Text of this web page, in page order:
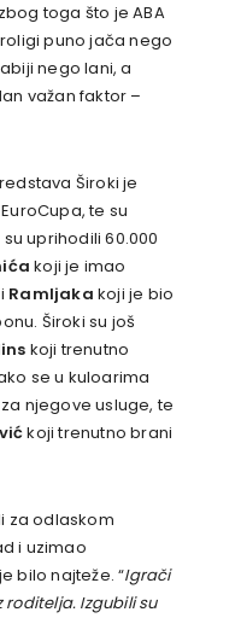
toga što je ABA
puno jača nego
nego lani, a
važan faktor –
Široki je
te su
uprihodili 60.000
koji je imao
Ramljaka koji je bio
Široki su još
koji trenutno
se u kuloarima
njegove usluge, te
koji trenutno brani
za odlaskom
i uzimao
bilo najteže. “Igrači
Izgubili su